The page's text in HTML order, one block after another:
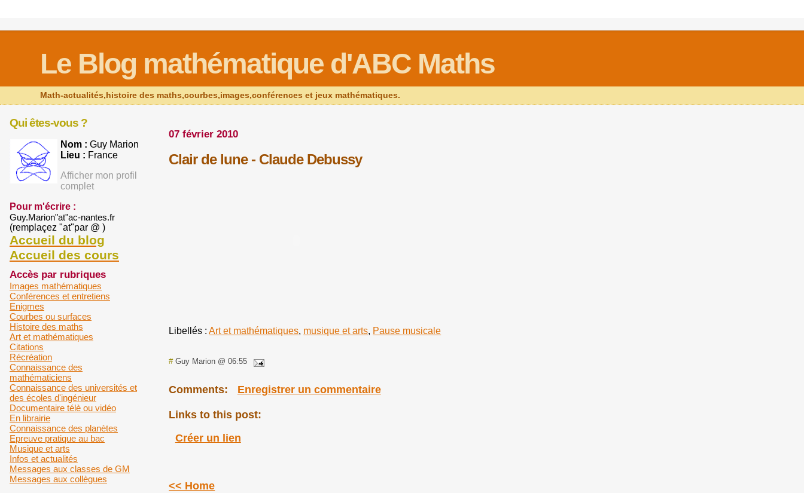
Le Blog mathématique d'ABC Maths
Math-actualités,histoire des maths,courbes,images,conférences et jeux mathématiques.
07 février 2010
Clair de lune - Claude Debussy
Libellés :Art et mathématiques, musique et arts, Pause musicale
#Guy Marion @ 06:55
Comments: Enregistrer un commentaire
Links to this post:
Créer un lien
<< Home
Qui êtes-vous ?
Nom : Guy Marion
Lieu : France
Afficher mon profil
complet
Pour m'écrire :
Guy.Marion"at"ac-nantes.fr
(remplaçez "at"par @ )
Accueil du blog
Accueil des cours
Accès par rubriques
Images mathématiques
Conférences et entretiens
Enigmes
Courbes ou surfaces
Histoire des maths
Art et mathématiques
Citations
Récréation
Connaissance des
mathématiciens
Connaissance des universités et
des écoles d'ingénieur
Documentaire télè ou vidéo
En librairie
Connaissance des planètes
Epreuve pratique au bac
Musique et arts
Infos et actualités
Messages aux classes de GM
Messages aux collègues